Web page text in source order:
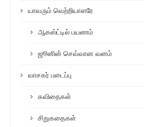
யாவரும் வெற்றியாளரே
ஆகஸ்ட்டில் பயணம்
ஜூனின் செவ்வான வனம்
வாசகர் படைப்பு
கவிதைகள்
சிறுகதைகள்